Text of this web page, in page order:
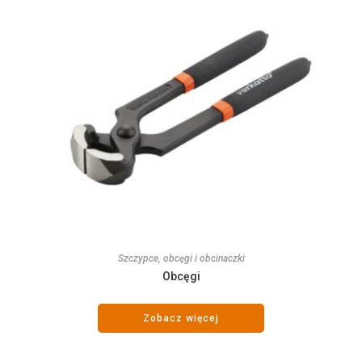
Szczypce, obcęgi i obcinaczki
Obcęgi
Zobacz więcej